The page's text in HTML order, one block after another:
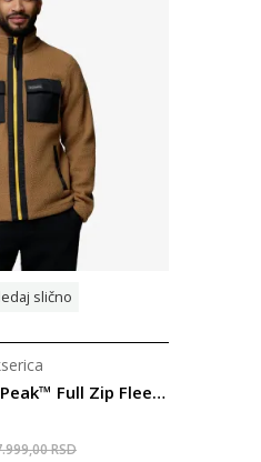
slično
Columbia Juniper Peak™ Full Zip Fleece
RSD